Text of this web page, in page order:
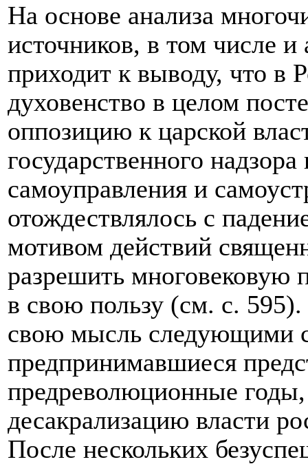
На основе анализа
источников, в том числе
приходит к выводу, что в
духовенство в целом
оппозицию к царской
государственного
самоуправления и
отождествлялось с
мотивом действий
разрешить многовековую
в свою пользу (см. с.
свою мысль следующими
предпринимавшиеся
предреволюционные
десакрализацию власти
После нескольких